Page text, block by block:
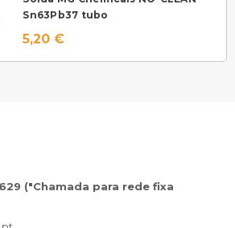
Sn63Pb37 tubo
5,20 €
("Chamada para rede fixa